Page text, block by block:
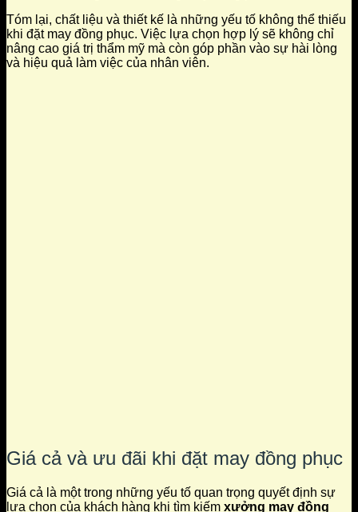
Tóm lại, chất liệu và thiết kế là những yếu tố không thể thiếu
khi đặt may đồng phục. Việc lựa chọn hợp lý sẽ không chỉ
nâng cao giá trị thẩm mỹ mà còn góp phần vào sự hài lòng
và hiệu quả làm việc của nhân viên.
Giá cả và ưu đãi khi đặt may đồng phục
Giá cả là một trong những yếu tố quan trọng quyết định sự
lựa chọn của khách hàng khi tìm kiếm xưởng may đồng